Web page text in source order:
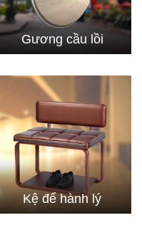
Gương cầu lồi
Kệ để hành lý